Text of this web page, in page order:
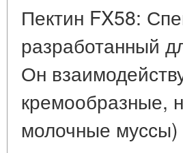
Пектин FX58:
разработанный
Он
кремообразные,
молочные муссы)